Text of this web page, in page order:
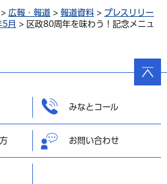
> 広報・報道 > 報道資料 > プレスリリー
月 > 区政80周年を味わう！記念メニュ
みなとコール
お問い合わせ
ページ
の先頭